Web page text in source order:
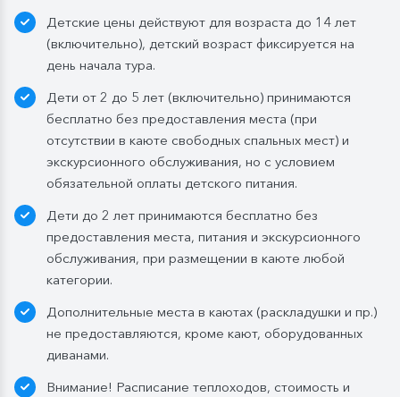
Ужин:
заказная система питания, выбор блюд со 2-
напиток (1 стакан, 200 мл). На выбор: вино красное /
белое / игристое (1 бокал, 125 мл) / водка (1
Бутилированная вода в каюте:
Каюты класса «Люкс» и «Полулюкс»:
ежедневное пополнение — 1 бутылка (0,5 л.) в день;
Стандартные каюты:
день посадки:
— в рейсах до 4 дней включительно: 1 бутылка (0,5
л.) при одноместном размещении, 1 бутылка (1,5 л.)
в 2- и 3-местном размещении;
— в рейсах от 5 дней до 10 дней включительно: 1
бутылка (1,5 л.);
Детские цены действуют для возраста до 14 лет
(включительно), детский возраст фиксируется на
день начала тура.
Дети от 2 до 5 лет (включительно) принимаются
бесплатно без предоставления места (при
отсутствии в каюте свободных спальных мест) и
экскурсионного обслуживания, но с условием
обязательной оплаты детского питания.
Дети до 2 лет принимаются бесплатно без
предоставления места, питания и экскурсионного
обслуживания, при размещении в каюте любой
категории.
Дополнительные места в каютах (раскладушки и пр.)
не предоставляются, кроме кают, оборудованных
диванами.
Внимание! Расписание теплоходов, стоимость и